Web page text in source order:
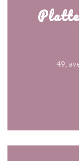
49,